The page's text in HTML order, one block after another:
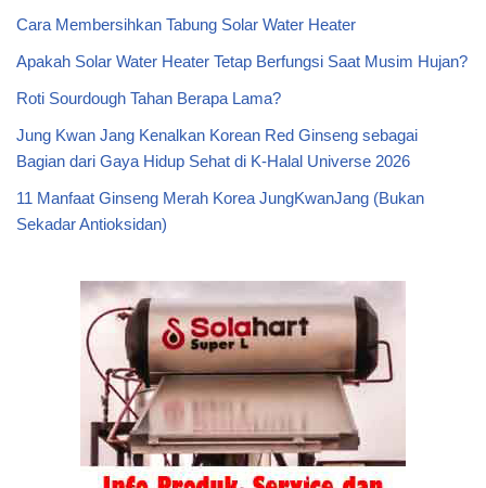
Cara Membersihkan Tabung Solar Water Heater
Apakah Solar Water Heater Tetap Berfungsi Saat Musim Hujan?
Roti Sourdough Tahan Berapa Lama?
Jung Kwan Jang Kenalkan Korean Red Ginseng sebagai
Bagian dari Gaya Hidup Sehat di K-Halal Universe 2026
11 Manfaat Ginseng Merah Korea JungKwanJang (Bukan
Sekadar Antioksidan)